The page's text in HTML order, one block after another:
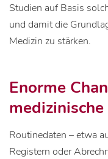
Studien auf Basis
und damit die
Medizin zu stärken.
Enorme
Routinedaten – etwa
Registern oder